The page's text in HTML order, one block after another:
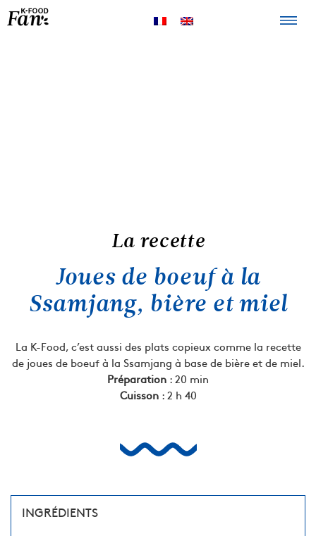
La recette
Joues de boeuf à la
Ssamjang, bière et miel
La K-Food, c’est aussi des plats copieux comme la recette
de joues de boeuf à la Ssamjang à base de bière et de miel.
Préparation : 20 min
Cuisson: 2 h 40
INGRÉDIENTS